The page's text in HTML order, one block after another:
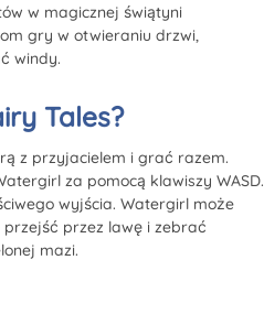
w magicznej świątyni
gry w otwieraniu drzwi,
windy.
Tales?
z przyjacielem i grać razem.
za pomocą klawiszy WASD.
wyjścia. Watergirl może
przez lawę i zebrać
mazi.